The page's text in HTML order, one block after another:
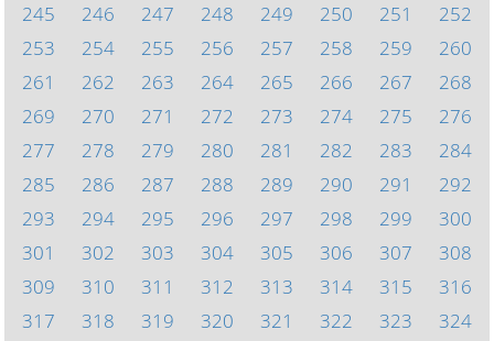
245
246 247 248 249 250 251
252
253
254 255 256 257 258 259
260
261
262 263 264 265 266 267
268
269
270 271 272 273 274 275
276
277
278 279 280 281 282 283
284
285
286 287 288 289 290 291
292
293
294 295 296 297 298 299
300
301
302 303 304 305 306 307
308
309
310 311 312 313 314 315
316
317
318 319 320 321 322 323
324